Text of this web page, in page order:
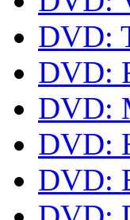
DVD:
DVD:
DVD:
DVD:
DVD: